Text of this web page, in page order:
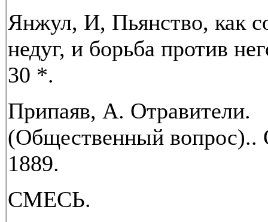
Янжул, И, Пьянство, как
недуг, и борьба против
30 *.
Припаяв, А. Отравители.
(Общественный вопрос)..
1889.
СМЕСЬ.